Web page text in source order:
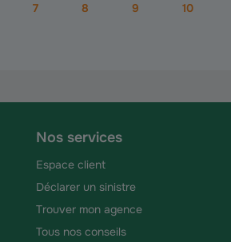
7 8 9 10
Nos services
Espace client
Déclarer un sinistre
Trouver mon agence
Tous nos conseils